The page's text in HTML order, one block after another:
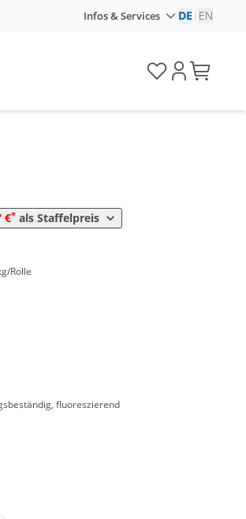
Infos & Services DE EN
€* als Staffelpreis
0,48 €*/1m
Rolle
fluoreszierend